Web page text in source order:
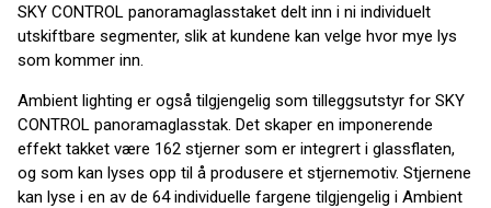
SKY CONTROL panoramaglasstaket delt inn i ni individuelt
utskiftbare segmenter, slik at kundene kan velge hvor mye lys
som kommer inn.
Ambient lighting er også tilgjengelig som tilleggsutstyr for SKY
CONTROL panoramaglasstak. Det skaper en imponerende
effekt takket være 162 stjerner som er integrert i glassflaten,
og som kan lyses opp til å produsere et stjernemotiv. Stjernene
kan lyse i en av de 64 individuelle fargene tilgjengelig i Ambient